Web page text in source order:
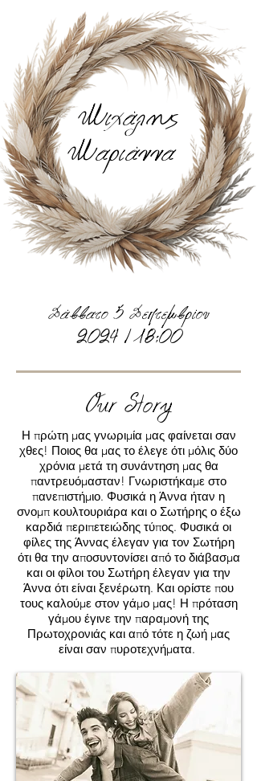
Μιχάλης
Μαριάννα
Σάββατο 5 Σεπτεμβρίου
2024 | 18:00
Our Story
Η πρώτη μας γνωριμία μας φαίνεται σαν
χθες! Ποιος θα μας το έλεγε ότι μόλις δύο
χρόνια μετά τη συνάντηση μας θα
παντρευόμασταν! Γνωριστήκαμε στο
πανεπιστήμιο. Φυσικά η Άννα ήταν η
σνομπ κουλτουριάρα και ο Σωτήρης ο έξω
καρδιά περιπετειώδης τύπος. Φυσικά οι
φίλες της Άννας έλεγαν για τον Σωτήρη
ότι θα την αποσυντονίσει από το διάβασμα
και οι φίλοι του Σωτήρη έλεγαν για την
Άννα ότι είναι ξενέρωτη. Και ορίστε που
τους καλούμε στον γάμο μας! Η πρόταση
γάμου έγινε την παραμονή της
Πρωτοχρονιάς και από τότε η ζωή μας
είναι σαν πυροτεχνήματα.